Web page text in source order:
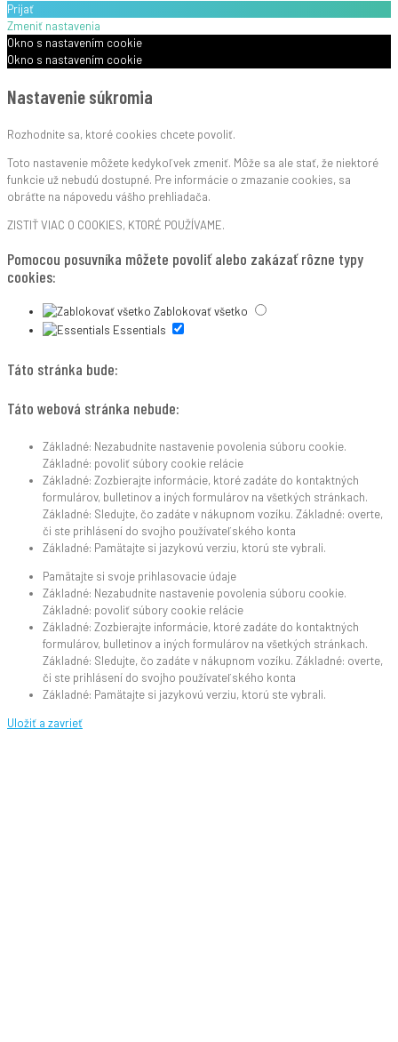
Prijať
Zmeniť nastavenia
Okno s nastavením cookie
Okno s nastavením cookie
Nastavenie súkromia
Rozhodnite sa, ktoré cookies chcete povoliť.
Toto nastavenie môžete kedykoľvek zmeniť. Môže sa ale stať, že niektoré
funkcie už nebudú dostupné. Pre informácie o zmazanie cookies, sa
obráťte na nápovedu vášho prehliadača.
ZISTIŤ VIAC O COOKIES, KTORÉ POUŽÍVAME.
Pomocou posuvníka môžete povoliť alebo zakázať rôzne typy
cookies:
Zablokovať všetko
Essentials
Táto stránka bude:
Táto webová stránka nebude:
Základné: Nezabudnite nastavenie povolenia súboru cookie.
Základné: povoliť súbory cookie relácie
Základné: Zozbierajte informácie, ktoré zadáte do kontaktných
formulárov, bulletinov a iných formulárov na všetkých stránkach.
Základné: Sledujte, čo zadáte v nákupnom vozíku. Základné: overte,
či ste prihlásení do svojho používateľského konta
Základné: Pamätajte si jazykovú verziu, ktorú ste vybrali.
Pamätajte si svoje prihlasovacie údaje
Základné: Nezabudnite nastavenie povolenia súboru cookie.
Základné: povoliť súbory cookie relácie
Základné: Zozbierajte informácie, ktoré zadáte do kontaktných
formulárov, bulletinov a iných formulárov na všetkých stránkach.
Základné: Sledujte, čo zadáte v nákupnom vozíku. Základné: overte,
či ste prihlásení do svojho používateľského konta
Základné: Pamätajte si jazykovú verziu, ktorú ste vybrali.
Uložiť a zavrieť